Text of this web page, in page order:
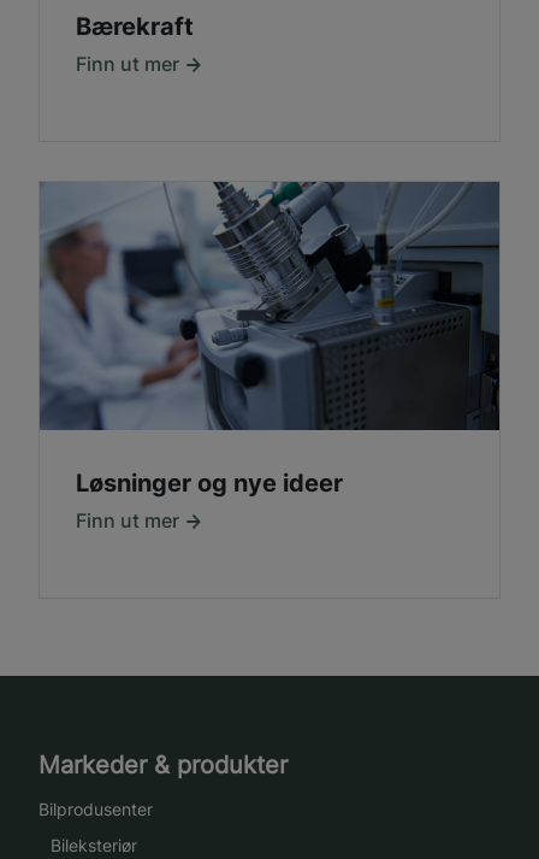
Bærekraft
Finn ut mer
Løsninger og nye ideer
Finn ut mer
Markeder & produkter
Bilprodusenter
Bileksteriør